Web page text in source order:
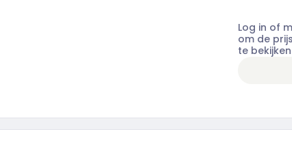
Log in of
om de
te bekijken